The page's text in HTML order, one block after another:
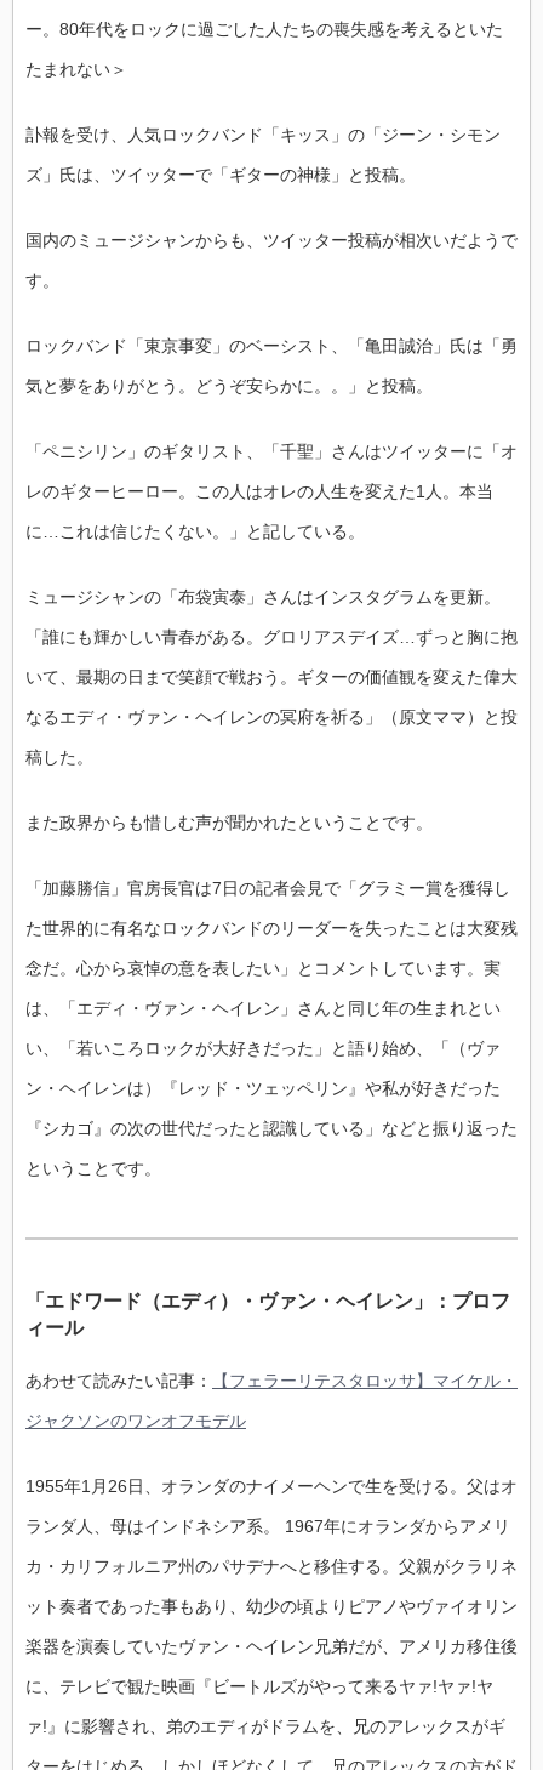
ー。80年代をロックに過ごした人たちの喪失感を考えるといた
たまれない＞
訃報を受け、人気ロックバンド「キッス」の「ジーン・シモン
ズ」氏は、ツイッターで「ギターの神様」と投稿。
国内のミュージシャンからも、ツイッター投稿が相次いだようで
す。
ロックバンド「東京事変」のベーシスト、「亀田誠治」氏は「勇
気と夢をありがとう。どうぞ安らかに。。」と投稿。
「ペニシリン」のギタリスト、「千聖」さんはツイッターに「オ
レのギターヒーロー。この人はオレの人生を変えた1人。本当
に…これは信じたくない。」と記している。
ミュージシャンの「布袋寅泰」さんはインスタグラムを更新。
「誰にも輝かしい青春がある。グロリアスデイズ…ずっと胸に抱
いて、最期の日まで笑顔で戦おう。ギターの価値観を変えた偉大
なるエディ・ヴァン・ヘイレンの冥府を祈る」（原文ママ）と投
稿した。
また政界からも惜しむ声が聞かれたということです。
「加藤勝信」官房長官は7日の記者会見で「グラミー賞を獲得し
た世界的に有名なロックバンドのリーダーを失ったことは大変残
念だ。心から哀悼の意を表したい」とコメントしています。実
は、「エディ・ヴァン・ヘイレン」さんと同じ年の生まれとい
い、「若いころロックが大好きだった」と語り始め、「（ヴァ
ン・ヘイレンは）『レッド・ツェッペリン』や私が好きだった
『シカゴ』の次の世代だったと認識している」などと振り返った
ということです。
「エドワード（エディ）・ヴァン・ヘイレン」：プロフ
ィール
あわせて読みたい記事： 【フェラーリテスタロッサ】マイケル・
ジャクソンのワンオフモデル
1955年1月26日、オランダのナイメーヘンで生を受ける。父はオ
ランダ人、母はインドネシア系。 1967年にオランダからアメリ
カ・カリフォルニア州のパサデナへと移住する。父親がクラリネ
ット奏者であった事もあり、幼少の頃よりピアノやヴァイオリン
楽器を演奏していたヴァン・ヘイレン兄弟だが、アメリカ移住後
に、テレビで観た映画『ビートルズがやって来るヤァ!ヤァ!ヤ
ァ!』に影響され、弟のエディがドラムを、兄のアレックスがギ